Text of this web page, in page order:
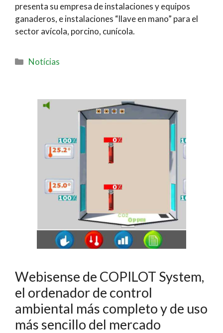
presenta su empresa de instalaciones y equipos
ganaderos, e instalaciones “llave en mano” para el
sector avícola, porcino, cunícola.
Notícias
Webisense de COPILOT System,
el ordenador de control
ambiental más completo y de uso
más sencillo del mercado